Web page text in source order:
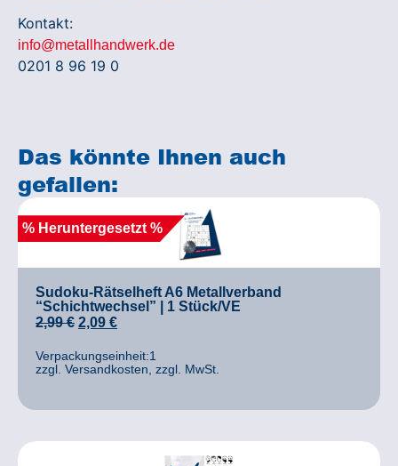
Kontakt:
info@metallhandwerk.de
0201 8 96 19 0
Das könnte Ihnen auch
gefallen:
% Heruntergesetzt %
Sudoku-Rätselheft A6 Metallverband
“Schichtwechsel” | 1 Stück/VE
2,99€ 2,09 €
Verpackungseinheit:1
zzgl. Versandkosten, zzgl. MwSt.